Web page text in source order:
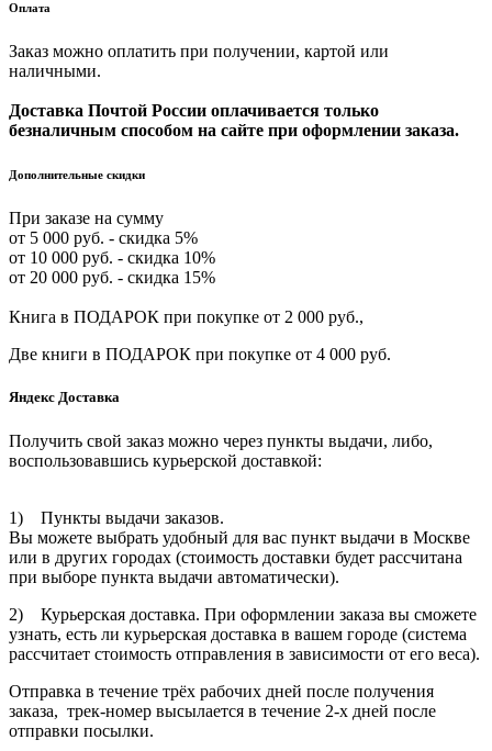
Оплата
Заказ можно оплатить при получении, картой или
наличными.
Доставка Почтой России оплачивается только
безналичным способом на сайте при оформлении заказа.
Дополнительные скидки
При заказе на сумму
от 5 000 руб. - скидка 5%
от 10 000 руб. - скидка 10%
от 20 000 руб. - скидка 15%
Книга в ПОДАРОК при покупке от 2 000 руб.,
Две книги в ПОДАРОК при покупке от 4 000 руб.
Яндекс Доставка
Получить свой заказ можно через пункты выдачи, либо,
воспользовавшись курьерской доставкой:
1) Пункты выдачи заказов.
Вы можете выбрать удобный для вас пункт выдачи в Москве
или в других городах (стоимость доставки будет рассчитана
при выборе пункта выдачи автоматически).
2) Курьерская доставка. При оформлении заказа вы сможете
узнать, есть ли курьерская доставка в вашем городе (система
рассчитает стоимость отправления в зависимости от его веса).
Отправка в течение трёх рабочих дней после получения
заказа, трек-номер высылается в течение 2-х дней после
отправки посылки.